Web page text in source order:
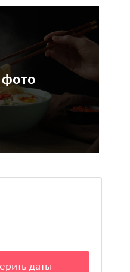
фото
даты